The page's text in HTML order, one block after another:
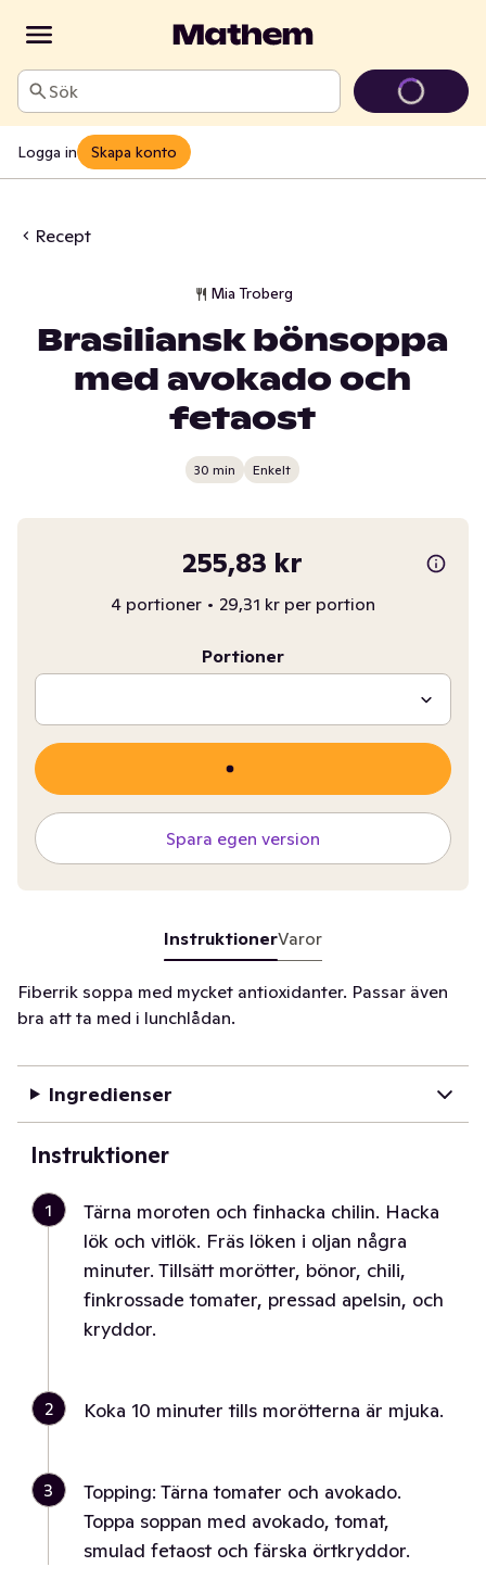
Sök
Logga in Skapa konto
Recept
Mia Troberg
Brasiliansk bönsoppa
med avokado och
fetaost
30 min Enkelt
255,83 kr
4 portioner • 29,31 kr per portion
Portioner
Spara egen version
InstruktionerVaror
Fiberrik soppa med mycket antioxidanter. Passar även
bra att ta med i lunchlådan.
Ingredienser
Instruktioner
1
Tärna moroten och finhacka chilin. Hacka
lök och vitlök. Fräs löken i oljan några
minuter. Tillsätt morötter, bönor, chili,
finkrossade tomater, pressad apelsin, och
kryddor.
2 Koka 10 minuter tills morötterna är mjuka.
3
Topping: Tärna tomater och avokado.
Toppa soppan med avokado, tomat,
smulad fetaost och färska örtkryddor.